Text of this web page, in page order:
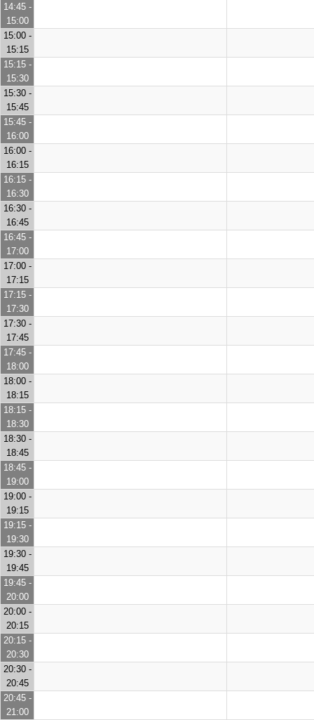
14:45 -
15:00
15:00 -
15:15
15:15 -
15:30
15:30 -
15:45
15:45 -
16:00
16:00 -
16:15
16:15 -
16:30
16:30 -
16:45
16:45 -
17:00
17:00 -
17:15
17:15 -
17:30
17:30 -
17:45
17:45 -
18:00
18:00 -
18:15
18:15 -
18:30
18:30 -
18:45
18:45 -
19:00
19:00 -
19:15
19:15 -
19:30
19:30 -
19:45
19:45 -
20:00
20:00 -
20:15
20:15 -
20:30
20:30 -
20:45
20:45 -
21:00